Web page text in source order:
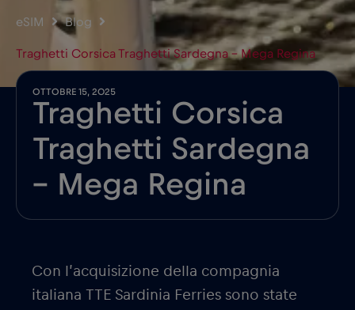
eSIM Blog
Traghetti Corsica Traghetti Sardegna – Mega Regina
OTTOBRE 15, 2025
Traghetti Corsica
Traghetti Sardegna
– Mega Regina
Con l’acquisizione della compagnia
italiana TTE Sardinia Ferries sono state